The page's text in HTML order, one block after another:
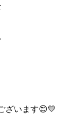
ざいます😊💛